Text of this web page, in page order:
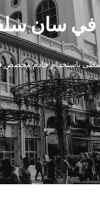
في سان
باستخدام خادم مخصص